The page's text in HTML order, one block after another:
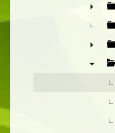
►
►
►